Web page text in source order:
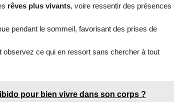
rêves plus vivants, voire ressentir des présences
pendant le sommeil, favorisant des prises de
ce qui en ressort sans chercher à tout
pour bien vivre dans son corps ?